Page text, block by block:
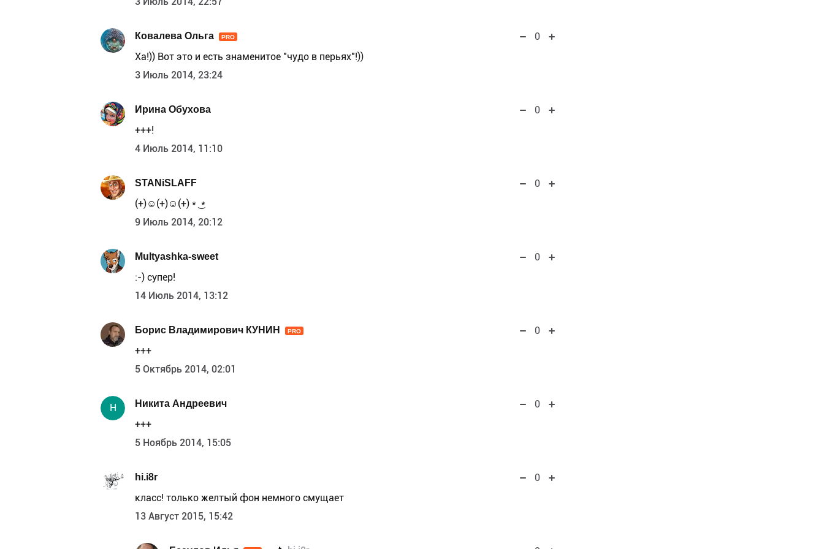
Ковалева Ольга PRO
0
Ха!)) Вот это и есть знаменитое "чудо в перьях"!))
3 Июль 2014, 23:24
Ирина Обухова
0
+++!
4 Июль 2014, 11:10
STANiSLAFF
0
(+)☺(+)☺(+) * ͜ *
9 Июль 2014, 20:12
Multyashka-sweet
0
:-) супер!
14 Июль 2014, 13:12
Борис Владимирович КУНИН PRO
0
+++
5 Октябрь 2014, 02:01
Н Никита Андреевич
0
+++
5 Ноябрь 2014, 15:05
hi.i8r
0
класс! только желтый фон немного смущает
13 Август 2015, 15:42